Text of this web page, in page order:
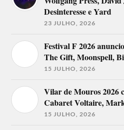
Desinteresse e Yard
23 JULHO, 2026
Festival F 2026
The Gift, Moonspell,
15 JULHO, 2026
Vilar de Mouros 2026
Cabaret Voltaire,
15 JULHO, 2026